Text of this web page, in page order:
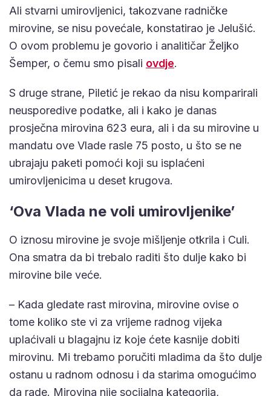
Ali stvarni umirovljenici, takozvane radničke
mirovine, se nisu povećale, konstatirao je Jelušić.
O ovom problemu je govorio i analitičar Željko
Šemper, o čemu smo pisali ovdje.
S druge strane, Piletić je rekao da nisu komparirali
neusporedive podatke, ali i kako je danas
prosječna mirovina 623 eura, ali i da su mirovine u
mandatu ove Vlade rasle 75 posto, u što se ne
ubrajaju paketi pomoći koji su isplaćeni
umirovljenicima u deset krugova.
‘Ova Vlada ne voli umirovljenike’
O iznosu mirovine je svoje mišljenje otkrila i Culi.
Ona smatra da bi trebalo raditi što dulje kako bi
mirovine bile veće.
– Kada gledate rast mirovina, mirovine ovise o
tome koliko ste vi za vrijeme radnog vijeka
uplaćivali u blagajnu iz koje ćete kasnije dobiti
mirovinu. Mi trebamo poručiti mladima da što dulje
ostanu u radnom odnosu i da starima omogućimo
da rade. Mirovina nije socijalna kategorija,